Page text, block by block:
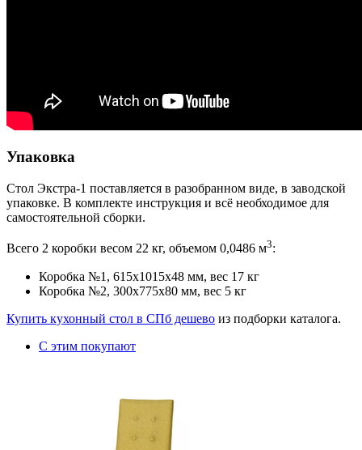
Упаковка
Стол Экстра-1 поставляется в разобранном виде, в заводской
упаковке. В комплекте инструкция и всё необходимое для
самостоятельной сборки.
Всего 2 коробки весом 22 кг, объемом 0,0486 м3:
Коробка №1, 615х1015х48 мм, вес 17 кг
Коробка №2, 300х775х80 мм, вес 5 кг
Купить кухонный стол в СПб дешево из подборки каталога.
С этим покупают